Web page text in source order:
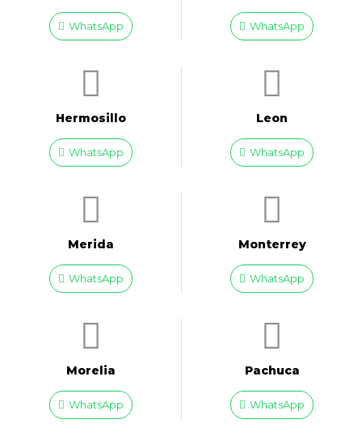
WhatsApp WhatsApp
Hermosillo
WhatsApp
Leon
WhatsApp
Merida
WhatsApp
Monterrey
WhatsApp
Morelia
WhatsApp
Pachuca
WhatsApp